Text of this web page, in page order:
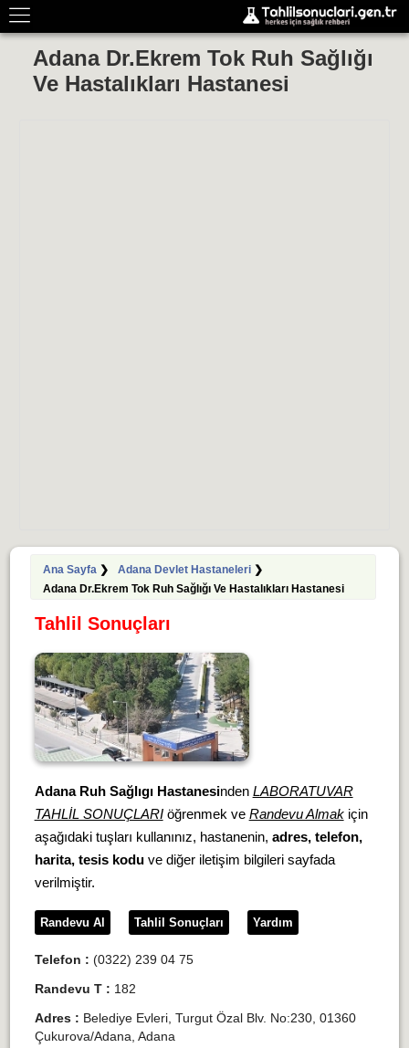
Adana Dr.Ekrem Tok Ruh Sağlığı
Ve Hastalıkları Hastanesi
Ana Sayfa❯ Adana Devlet Hastaneleri❯
Adana Dr.Ekrem Tok Ruh Sağlığı Ve Hastalıkları Hastanesi
Tahlil Sonuçları
Adana Ruh Sağlıgı Hastanesinden LABORATUVAR
TAHLİL SONUÇLARIöğrenmek ve Randevu Almakiçin
aşağıdaki tuşları kullanınız, hastanenin, adres, telefon,
harita, tesis koduve diğer iletişim bilgileri sayfada
verilmiştir.
Randevu Al Tahlil Sonuçları Yardım
Telefon : (0322) 239 04 75
Randevu T : 182
Adres : Belediye Evleri, Turgut Özal Blv. No:230, 01360
Çukurova/Adana, Adana